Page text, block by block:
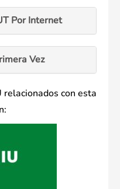
Por Internet
Vez
relacionados con esta